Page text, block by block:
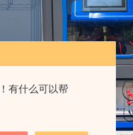
有什么可以帮